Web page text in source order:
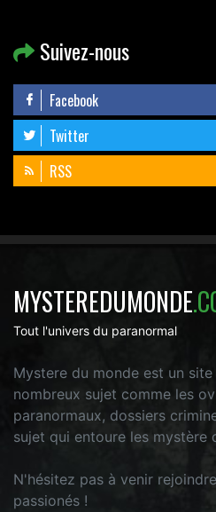
Suivez-nous
Facebook
Twitter
RSS
MYSTEREDUMONDE
Tout l'univers du paranormal
Mystere du monde est un
nombreux sujet comme les
paranormaux, dossiers
sujet qui entoure les mystère
N'hésitez pas à venir
passionés !